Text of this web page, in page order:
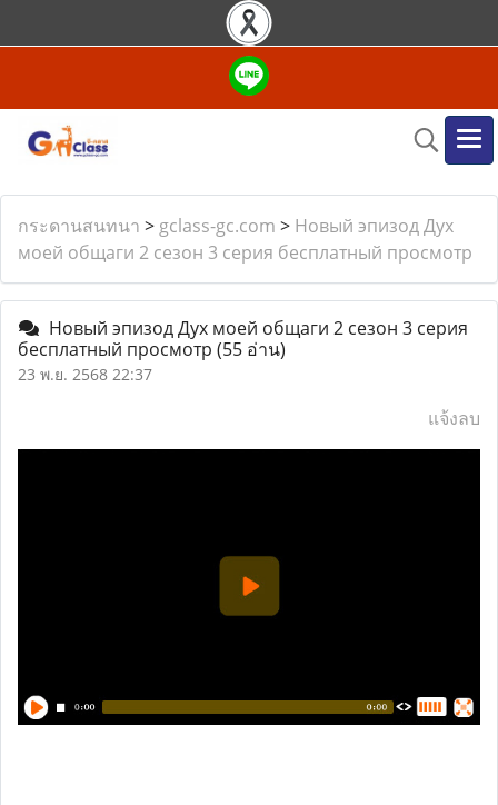
กระดานสนทนา > gclass-gc.com > Новый эпизод Дух
моей общаги 2 сезон 3 серия бесплатный просмотр
Новый эпизод Дух моей общаги 2 сезон 3 серия
бесплатный просмотр (55 อ่าน)
23 พ.ย. 2568 22:37
แจ้งลบ